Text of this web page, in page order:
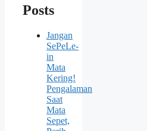
Posts
Jangan
SePeLe-
in
Mata
Kering!
Pengalaman
Saat
Mata
Sepet,